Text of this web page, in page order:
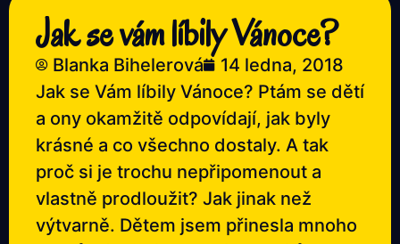
Jak se vám líbily Vánoce?
Blanka Bihelerová
14 ledna, 2018
Jak se Vám líbily Vánoce? Ptám se dětí
a ony okamžitě odpovídají, jak byly
krásné a co všechno dostaly. A tak
proč si je trochu nepřipomenout a
vlastně prodloužit? Jak jinak než
výtvarně. Dětem jsem přinesla mnoho